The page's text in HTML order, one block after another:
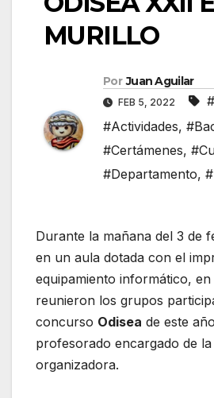
MURILLO
Por Juan Aguilar
FEB 5, 2022
#Actividades,
#Certámenes,
#Departamento,
Durante la mañana del 3 de
en un aula dotada con el
equipamiento informático,
reunieron los grupos
concurso Odisea de este
profesorado encargado de
organizadora.